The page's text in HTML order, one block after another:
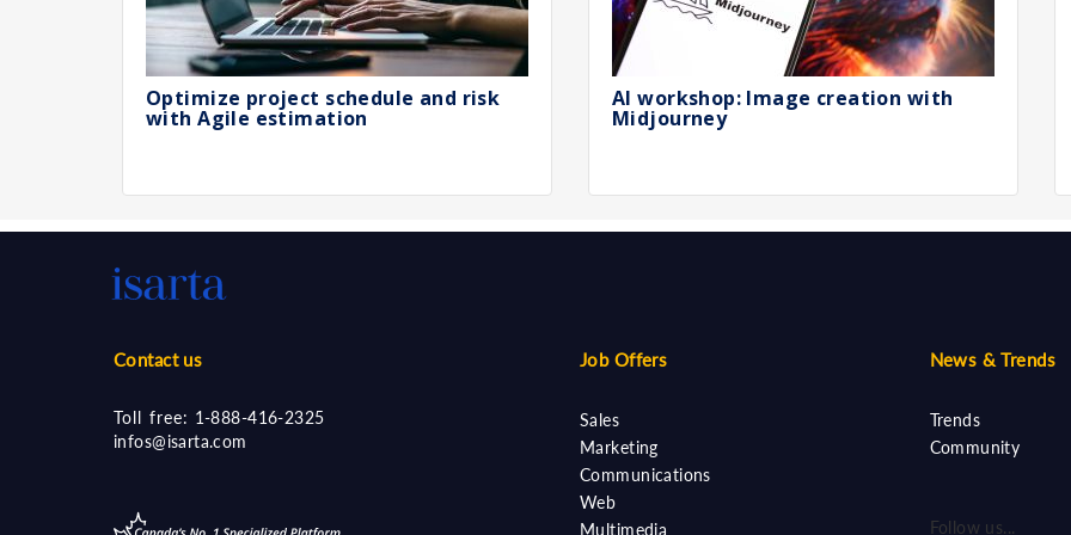
Optimize project schedule and risk
with Agile estimation
AI workshop: Image creation with
Midjourney
Contact us
Toll free: 1-888-416-2325
infos@isarta.com
Job Offers
Sales
Marketing
Communications
Web
Multimedia
News & Trends
Trends
Community
Follow us...